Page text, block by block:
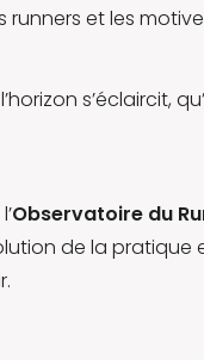
et les
s’éclaircit,
Observatoire du
de la